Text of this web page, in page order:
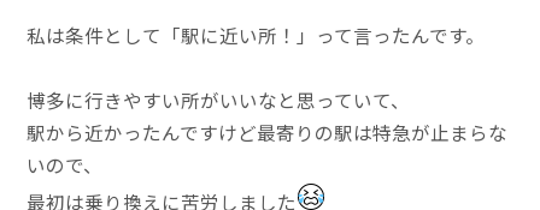
私は条件として「駅に近い所！」って言ったんです。
博多に行きやすい所がいいなと思っていて、
駅から近かったんですけど最寄りの駅は特急が止まらな
いので、
最初は乗り換えに苦労しました